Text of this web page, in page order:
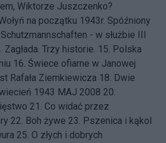
Wiktorze Juszczenko?
na początku 1943r. Spóźniony
- w służbie III
Zagłada. Trzy historie. 15. Polska
16. Świece ofiarne w Janowej
Rafała Ziemkiewicza 18. Dwie
1943 MAJ 2008 20.
21. Co widać przez
22. Boh żywe 23. Pszenica i kąkol
25. O złych i dobrych